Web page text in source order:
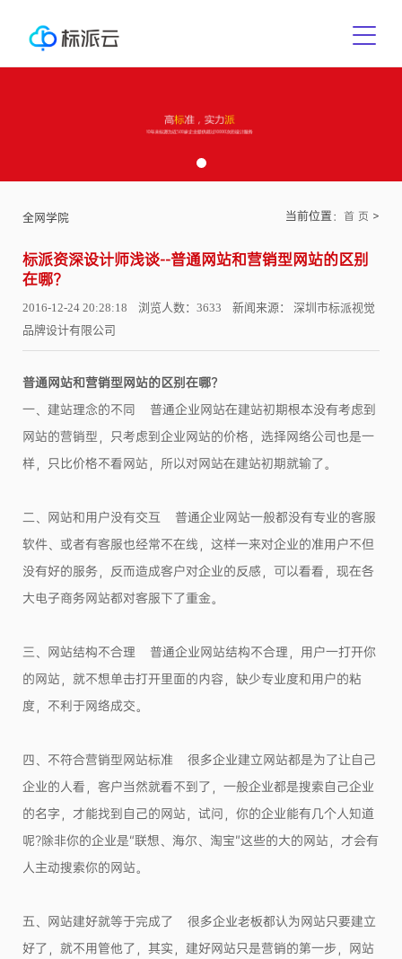
全网学院 当前位置： 首 页 >
标派资深设计师浅谈--普通网站和营销型网站的区别
在哪?
2016-12-24 20:28:18 浏览人数：3633 新闻来源： 深圳市标派视觉
品牌设计有限公司
普通网站和营销型网站的区别在哪?
一、建站理念的不同 普通企业网站在建站初期根本没有考虑到
网站的营销型，只考虑到企业网站的价格，选择网络公司也是一
样，只比价格不看网站，所以对网站在建站初期就输了。
二、网站和用户没有交互 普通企业网站一般都没有专业的客服
软件、或者有客服也经常不在线，这样一来对企业的准用户不但
没有好的服务，反而造成客户对企业的反感，可以看看，现在各
大电子商务网站都对客服下了重金。
三、网站结构不合理 普通企业网站结构不合理，用户一打开你
的网站，就不想单击打开里面的内容，缺少专业度和用户的粘
度，不利于网络成交。
四、不符合营销型网站标准 很多企业建立网站都是为了让自己
企业的人看，客户当然就看不到了，一般企业都是搜索自己企业
的名字，才能找到自己的网站，试问，你的企业能有几个人知道
呢?除非你的企业是“联想、海尔、淘宝”这些的大的网站，才会有
人主动搜索你的网站。
五、网站建好就等于完成了 很多企业老板都认为网站只要建立
好了，就不用管他了，其实，建好网站只是营销的第一步，网站